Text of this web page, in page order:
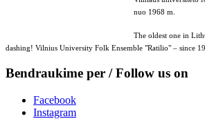
nuo 1968 m.
The oldest one in
dashing! Vilnius University Folk Ensemble "Ratilio" – since
Bendraukime per / Follow us on
Facebook
Instagram